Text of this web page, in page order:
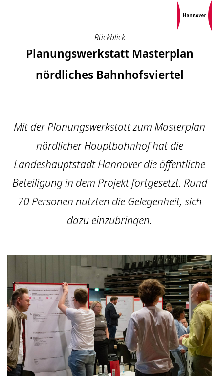
Rückblick
Planungswerkstatt Masterplan
nördliches Bahnhofsviertel
Mit der Planungswerkstatt zum Masterplan
nördlicher Hauptbahnhof hat die
Landeshauptstadt Hannover die öffentliche
Beteiligung in dem Projekt fortgesetzt. Rund
70 Personen nutzten die Gelegenheit, sich
dazu einzubringen.